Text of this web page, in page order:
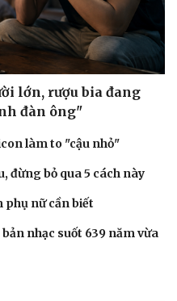
lớn, rượu bia đang
đàn ông"
làm to "cậu nhỏ"
đừng bỏ qua 5 cách này
phụ nữ cần biết
nhạc suốt 639 năm vừa